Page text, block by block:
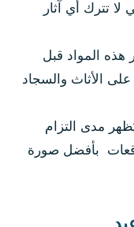
تترك أي آثار
هذه المواد قبل
على الأثاث والسجاد
مدى التزام
بأفضل صورة